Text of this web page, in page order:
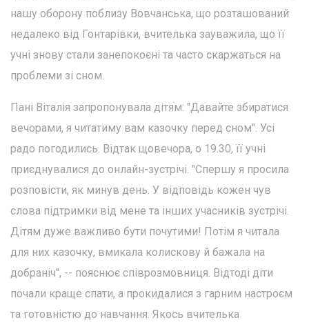
нашу оборону поблизу Вовчанська, що розташований
недалеко від Гонтарівки, вчителька зауважила, що її
учні знову стали занепокоєні та часто скаржаться на
проблеми зі сном.
Пані Віталія запропонувала дітям: "Давайте збиратися
вечорами, я читатиму вам казочку перед сном". Усі
радо погодились. Відтак щовечора, о 19.30, її учні
приєднувалися до онлайн-зустрічі. "Спершу я просила
розповісти, як минув день. У відповідь кожен чув
слова підтримки від мене та інших учасників зустрічі.
Дітям дуже важливо бути почутими! Потім я читала
для них казочку, вмикала колискову й бажала на
добраніч", -- пояснює співрозмовниця. Відтоді діти
почали краще спати, а прокидалися з гарним настроєм
та готовністю до навчання. Якось вчителька